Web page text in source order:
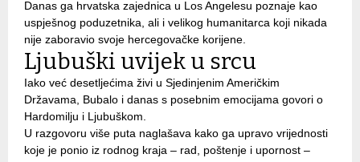
Danas ga hrvatska zajednica u Los Angelesu poznaje kao
uspješnog poduzetnika, ali i velikog humanitarca koji nikada
nije zaboravio svoje hercegovačke korijene.
Ljubuški uvijek u srcu
Iako već desetljećima živi u Sjedinjenim Američkim
Državama, Bubalo i danas s posebnim emocijama govori o
Hardomilju i Ljubuškom.
U razgovoru više puta naglašava kako ga upravo vrijednosti
koje je ponio iz rodnog kraja – rad, poštenje i upornost –